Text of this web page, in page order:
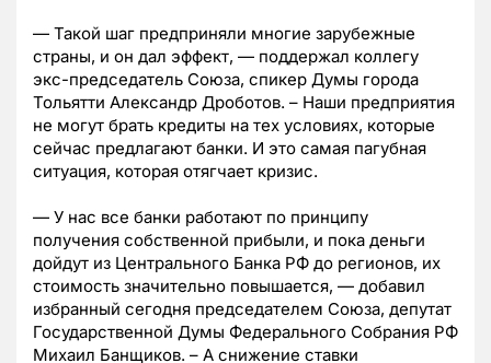
— Такой шаг предприняли многие зарубежные
страны, и он дал эффект, — поддержал коллегу
экс-председатель Союза, спикер Думы города
Тольятти Александр Дроботов. – Наши предприятия
не могут брать кредиты на тех условиях, которые
сейчас предлагают банки. И это самая пагубная
ситуация, которая отягчает кризис.
— У нас все банки работают по принципу
получения собственной прибыли, и пока деньги
дойдут из Центрального Банка РФ до регионов, их
стоимость значительно повышается, — добавил
избранный сегодня председателем Союза, депутат
Государственной Думы Федерального Собрания РФ
Михаил Банщиков. – А снижение ставки